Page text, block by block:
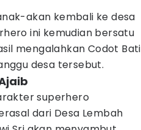
akan kembali ke desa
ini kemudian bersatu
mengalahkan Codot Bati
desa tersebut.
superhero
dari Desa Lembah